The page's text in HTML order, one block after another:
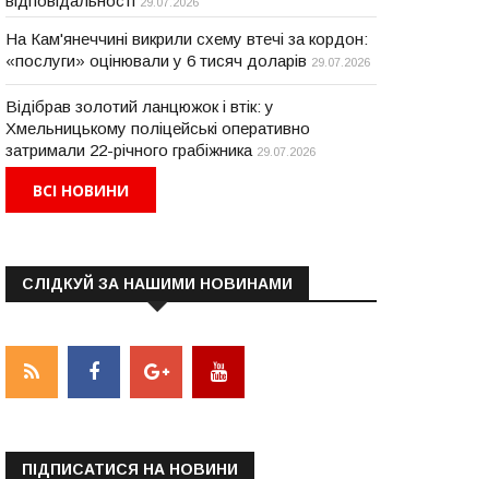
На Кам'янеччині викрили схему втечі за кордон:
«послуги» оцінювали у 6 тисяч доларів 29.07.2026
Відібрав золотий ланцюжок і втік: у
Хмельницькому поліцейські оперативно
затримали 22-річного грабіжника 29.07.2026
ВСІ НОВИНИ
СЛІДКУЙ ЗА НАШИМИ НОВИНАМИ
ПІДПИСАТИСЯ НА НОВИНИ